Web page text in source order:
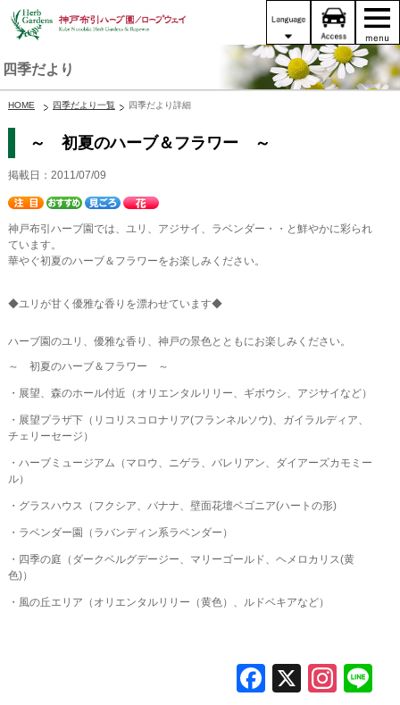
四季だより
HOME 四季だより一覧 四季だより詳細
～ 初夏のハーブ＆フラワー ～
掲載日：2011/07/09
神戸布引ハーブ園では、ユリ、アジサイ、ラベンダー・・と鮮やかに彩られ
ています。
華やぐ初夏のハーブ＆フラワーをお楽しみください。
◆ユリが甘く優雅な香りを漂わせています◆
ハーブ園のユリ、優雅な香り、神戸の景色とともにお楽しみください。
～ 初夏のハーブ＆フラワー ～
・展望、森のホール付近（オリエンタルリリー、ギボウシ、アジサイなど）
・展望プラザ下（リコリスコロナリア(フランネルソウ)、ガイラルディア、
チェリーセージ）
・ハーブミュージアム（マロウ、ニゲラ、バレリアン、ダイアーズカモミー
ル）
・グラスハウス（フクシア、バナナ、壁面花壇ベゴニア(ハートの形)
・ラベンダー園（ラバンディン系ラベンダー）
・四季の庭（ダークベルグデージー、マリーゴールド、ヘメロカリス(黄
色)）
・風の丘エリア（オリエンタルリリー（黄色）、ルドベキアなど）
F X In